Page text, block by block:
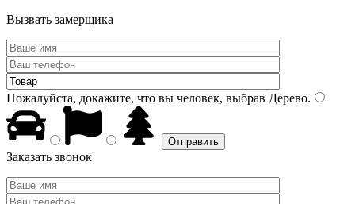
Вызвать замерщика
Пожалуйста, докажите, что вы человек, выбрав Дерево.
Заказать звонок